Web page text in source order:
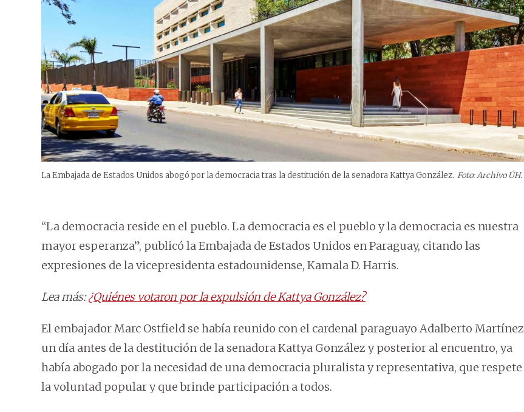
La Embajada de Estados Unidos abogó por la democracia tras la destitución de la senadora Kattya González. Foto: Archivo ÚH.
“La democracia reside en el pueblo. La democracia es el pueblo y la democracia es nuestra
mayor esperanza”, publicó la Embajada de Estados Unidos en Paraguay, citando las
expresiones de la vicepresidenta estadounidense, Kamala D. Harris.
Lea más:¿Quiénes votaron por la expulsión de Kattya González?
El embajador Marc Ostfield se había reunido con el cardenal paraguayo Adalberto Martínez
un día antes de la destitución de la senadora Kattya González y posterior al encuentro, ya
había abogado por la necesidad de una democracia pluralista y representativa, que respete
la voluntad popular y que brinde participación a todos.